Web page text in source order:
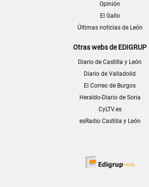
Opinión
El Gallo
Últimas noticias de León
Otras webs de EDIGRUP
Diario de Castilla y León
Diario de Valladolid
El Correo de Burgos
Heraldo-Diario de Soria
CyLTV.es
esRadio Castilla y León